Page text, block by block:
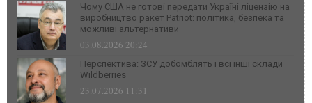
Чому США не готові передати Україні ліцензію на
виробництво ракет Patriot: політика, безпека та
можливі альтернативи
03.08.2026 20:24
Перспектива: ЗСУ добомблять і всі інші склади
Wildberries
23.07.2026 11:31